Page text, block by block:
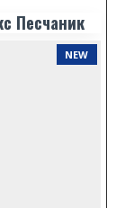
Песчаник
NEW